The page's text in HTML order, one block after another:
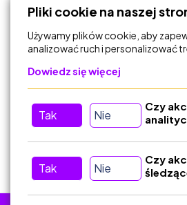
karty-pracy
🌹 KALENDARZ ŚWIĄT
TYPOWYCH I
DODAJ DO
KOSZYKA
Pliki cookie na naszej
Używamy plików cookie, aby
analizować ruch i personalizować
Dowiedz się więcej
Tak Nie
Czy
Tak Nie
Czy